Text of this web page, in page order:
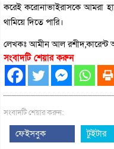
করেই করোনাভাইরাসকে আমরা
থামিয়ে দিতে পারি।
লেখকঃ আমীন আল রশীদ,কারেন্ট
সংবাদটি শেয়ার করুন
সংবাদটি শেয়ার করুন:
ফেইসবুক টুইটার